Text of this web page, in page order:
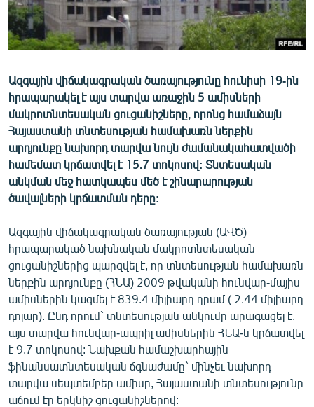
ՄԵԿՆԱԲԱՆՈՒԹՅՈՒՆ
ՏՏ ԵՒ ԻՆՏԵՐՆԵՏ
ԿՈՐՈՆԱՎԻՐՈՒՍ
ԱՐԽԻՎ
ՏԵՍԱՆՅՈՒԹԵՐ
ԲԱՆԱՎԵՃ
ՁԳՏԵԼՈՎ ԼԱՎԱԳՈՒՅՆԻՆ
ՓՈԴՔԱՍԹ
Հայերեն
English
Русский
ՀԵՏԵՎԵՔ ՄԵԶ
Ազգային վիճակագրական ծառայությունը հունիսի 19-ին
հրապարակել է այս տարվա առաջին 5 ամիսների
մակրոտնտեսական ցուցանիշները, որոնց համաձայն
Հայաստանի տնտեսության համախառն ներքին
արդյունքը նախորդ տարվա նույն ժամանակահատվածի
համեմատ կրճատվել է 15.7 տոկոսով: Տնտեսական
անկման մեջ հատկապես մեծ է շինարարության
ծավալների կրճատման դերը:
Ազգային վիճակագրական ծառայության (ԱՎԾ)
հրապարակած նախնական մակրոտնտեսական
ցուցանիշներից պարզվել է, որ տնտեսության համախառն
ներքին արդյունքը (ՀՆԱ) 2009 թվականի հունվար-մայիս
ամիսներին կազմել է 839.4 միլիարդ դրամ ( 2.44 միլիարդ
դոլար). Ընդ որում` տնտեսության անկումը արագացել է.
այս տարվա հունվար-ապրիլ ամիսներին ՀՆԱ-ն կրճատվել
է 9.7 տոկոսով: Նախքան համաշխարհային
ֆինանսատնտեսական ճգնաժամը` մինչեւ նախորդ
տարվա սեպտեմբեր ամիսը, Հայաստանի տնտեսությունը
աճում էր երկնիշ ցուցանիշներով: